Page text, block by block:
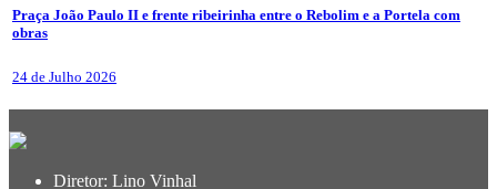
Praça João Paulo II e frente ribeirinha entre o Rebolim e a Portela com
obras
24 de Julho 2026
Diretor: Lino Vinhal